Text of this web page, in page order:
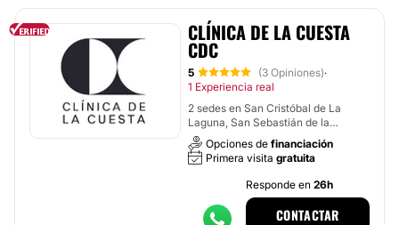
CLÍNICA DE LA CUESTA
CDC
5 (3 Opiniones)·
1 Experiencia real
2 sedes en San Cristóbal de La
Laguna, San Sebastián de la
Gomera
Opciones de financiación
Primera visita gratuita
Responde en 26h
CONTACTAR